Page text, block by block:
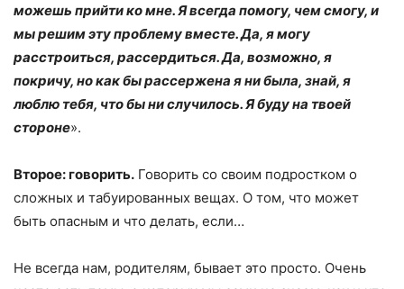
можешь прийти ко мне. Я всегда помогу, чем смогу, и
мы решим эту проблему вместе. Да, я могу
расстроиться, рассердиться. Да, возможно, я
покричу, но как бы рассержена я ни была, знай, я
люблю тебя, что бы ни случилось. Я буду на твоей
стороне».
Второе: говорить. Говорить со своим подростком о
сложных и табуированных вещах. О том, что может
быть опасным и что делать, если…
Не всегда нам, родителям, бывает это просто. Очень